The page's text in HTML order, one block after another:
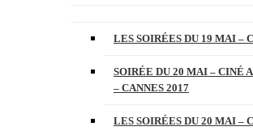
LES SOIRÉES DU 19 MAI –
SOIRÉE DU 20 MAI – CINÉ
– CANNES 2017
LES SOIRÉES DU 20 MAI –